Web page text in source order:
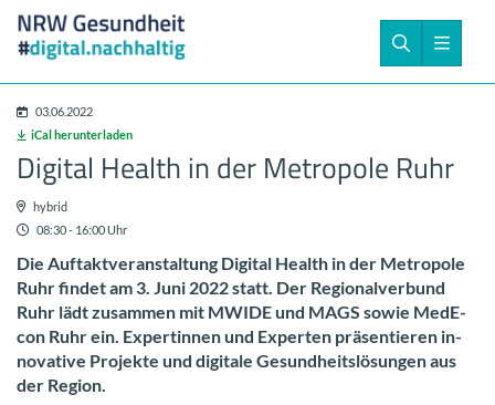
03.06.2022
iCal her­un­ter­la­den
Di­gi­tal Health in der Me­tro­po­le Ruhr
hy­brid
08:30 - 16:00 Uhr
Die Auf­takt­ver­an­stal­tung Di­gi­tal Health in der Me­tro­po­le
Ruhr fin­det am 3. Juni 2022 statt. Der Re­gio­nal­ver­bund
Ruhr lädt zu­sam­men mit MWIDE und MAGS sowie Me­dE­
con Ruhr ein. Ex­per­tin­nen und Ex­per­ten prä­sen­tie­ren in­
no­va­ti­ve Pro­jek­te und di­gi­ta­le Ge­sund­heits­lö­sun­gen aus
der Re­gi­on.